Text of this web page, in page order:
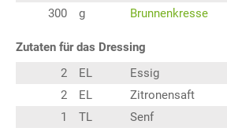
300
g Brunnenkresse
Zutaten für das Dressing
2
EL
Essig
2
EL
Zitronensaft
1
TL
Senf